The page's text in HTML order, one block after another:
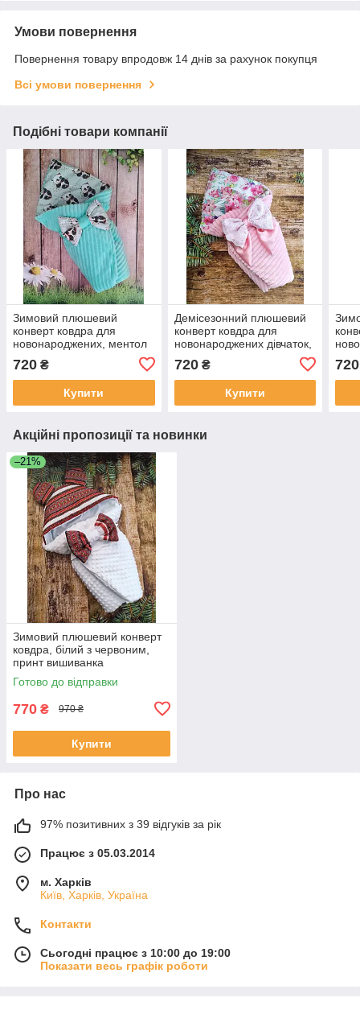
Умови повернення
Повернення товару впродовж 14 днів за рахунок покупця
Всі умови повернення
Подібні товари компанії
Зимовий плюшевий
конверт ковдра для
новонароджених, ментол
720 ₴
Купити
Демісезонний плюшевий
конверт ковдра для
новонароджених дівчаток,
720₴
Купити
720
Акційні пропозиції та новинки
–21%
Зимовий плюшевий конверт
ковдра, білий з червоним,
принт вишиванка
Готово до відправки
770 ₴ 970 ₴
Купити
Про нас
97% позитивних з 39 відгуків за рік
Працює з 05.03.2014
м. Харків
Київ, Харків, Україна
Контакти
Сьогодні працює з 10:00 до 19:00
Показати весь графік роботи